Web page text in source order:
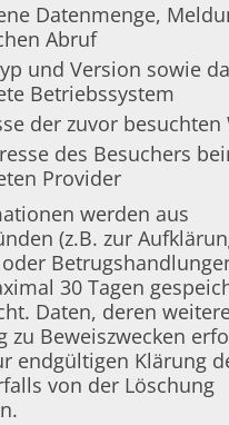
Datenmenge,
Abruf
und Version sowie
Betriebssystem
der zuvor besuchten
des Besuchers
Provider
werden aus
(z.B. zur
30 Tagen
Daten, deren
zu Beweiszwecken
endgültigen Klärung
von der Löschung